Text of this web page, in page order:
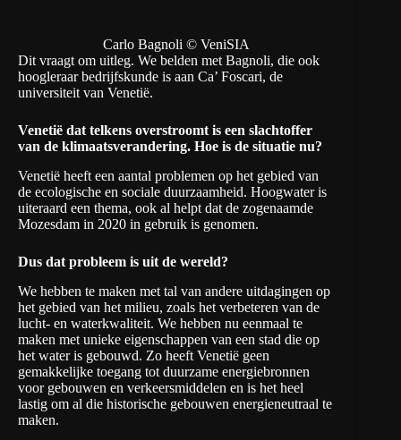
Carlo Bagnoli © VeniSIA
Dit vraagt om uitleg. We belden met Bagnoli, die ook
hoogleraar bedrijfskunde is aan Ca’ Foscari, de
universiteit van Venetië.
Venetië dat telkens overstroomt is een slachtoffer
van de klimaatsverandering. Hoe is de situatie nu?
Venetië heeft een aantal problemen op het gebied van
de ecologische en sociale duurzaamheid. Hoogwater is
uiteraard een thema, ook al helpt dat de zogenaamde
Mozesdam in 2020 in gebruik is genomen.
Dus dat probleem is uit de wereld?
We hebben te maken met tal van andere uitdagingen op
het gebied van het milieu, zoals het verbeteren van de
lucht- en waterkwaliteit. We hebben nu eenmaal te
maken met unieke eigenschappen van een stad die op
het water is gebouwd. Zo heeft Venetië geen
gemakkelijke toegang tot duurzame energiebronnen
voor gebouwen en verkeersmiddelen en is het heel
lastig om al die historische gebouwen energieneutraal te
maken.